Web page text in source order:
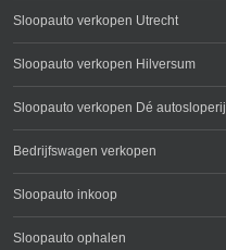
Sloopauto verkopen Utrecht
Sloopauto verkopen Hilversum
Sloopauto verkopen Dé autosloperij
Bedrijfswagen verkopen
Sloopauto inkoop
Sloopauto ophalen